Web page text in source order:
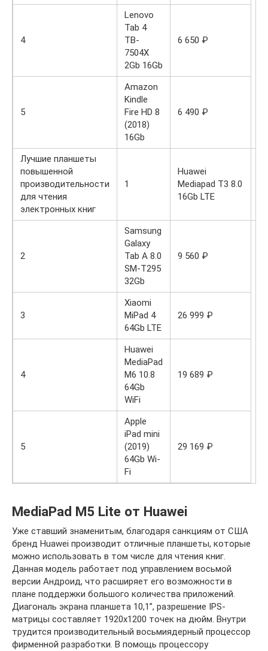
4
Lenovo
Tab 4
TB-
7504X
2Gb 16Gb
6 650 ₽
5
Amazon
Kindle
Fire HD 8
(2018)
16Gb
6 490 ₽
Лучшие планшеты
повышенной
производительности
для чтения
электронных книг
1
Huawei
Mediapad T3 8.0
16Gb LTE
2
Samsung
Galaxy
Tab A 8.0
SM-T295
32Gb
9 560 ₽
3
Xiaomi
MiPad 4
64Gb LTE
26 999 ₽
4
Huawei
MediaPad
M6 10.8
64Gb
WiFi
19 689 ₽
5
Apple
iPad mini
(2019)
64Gb Wi-
Fi
29 169 ₽
MediaPad M5 Lite от Huawei
Уже ставший знаменитым, благодаря санкциям от США
бренд Huawei производит отличные планшеты, которые
можно использовать в том числе для чтения книг.
Данная модель работает под управлением восьмой
версии Андроид, что расширяет его возможности в
плане поддержки большого количества приложений.
Диагональ экрана планшета 10,1”, разрешение IPS-
матрицы составляет 1920х1200 точек на дюйм. Внутри
трудится производительный восьмиядерный процессор
фирменной разработки. В помощь процессору